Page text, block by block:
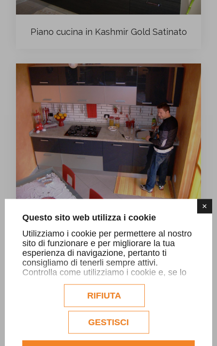
×
Questo sito web utilizza i cookie
Utilizziamo i cookie per permettere al nostro
sito di funzionare e per migliorare la tua
esperienza di navigazione, pertanto ti
consigliamo di tenerli sempre attivi.
Controlla come utilizziamo i cookie e, se lo
desideri, personalizzane la configurazione.
Eventuali cookie di profilazione o
commerciali verranno utilizzati
esclusivamente previa acquisizione del
consenso dell'utente.
Consulta l'informativa cookie completa.
RIFIUTA
GESTISCI
Piano cucina in Kashmir Gold Satinato
Piano cucina in Kashmir White